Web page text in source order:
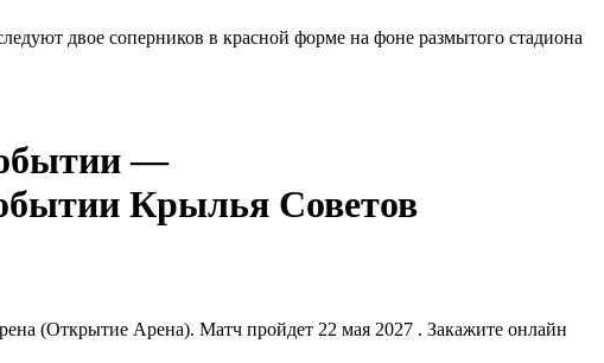
—
Крылья Советов
(Открытие Арена). Матч пройдет 22 мая 2027 . Закажите онлайн